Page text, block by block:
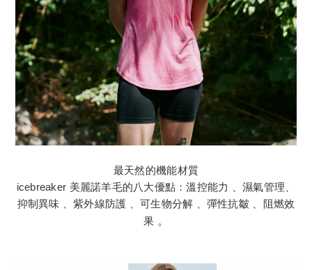
最天然的機能材質
icebreaker 美麗諾羊毛的八大優點：溫控能力 、濕氣管理、
抑制異味 、紫外線防護 、可生物分解 、彈性抗皺 、阻燃效
果 。